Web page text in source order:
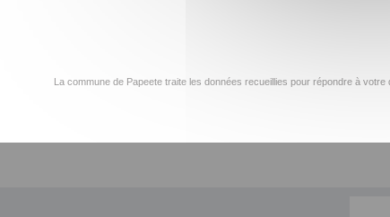
La commune de Papeete traite les données recueillies pour répondre à